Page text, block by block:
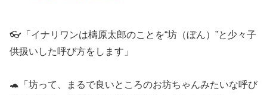
👓「イナリワンは檮原太郎のことを“坊（ぼん）”と少々子
供扱いした呼び方をします」
🐢「坊って、まるで良いところのお坊ちゃんみたいな呼び